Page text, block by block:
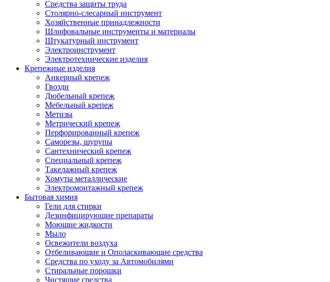
Средства защиты труда
Столярно-слесарный инструмент
Хозяйственные принадлежности
Шлифовальные инструменты и материалы
Штукатурный инструмент
Электроинструмент
Электротехнические изделия
Крепежные изделия
Анкерный крепеж
Гвозди
Дюбельный крепеж
Мебельный крепеж
Метизы
Метрический крепеж
Перфорированный крепеж
Саморезы, шурупы
Сантехнический крепеж
Специальный крепеж
Такелажный крепеж
Хомуты металлические
Электромонтажный крепеж
Бытовая химия
Гели для стирки
Дезинфицирующие препараты
Моющие жидкости
Мыло
Освежители воздуха
Отбеливающие и Ополаскивающие средства
Средства по уходу за Автомобилями
Стиральные порошки
Чистящие средства